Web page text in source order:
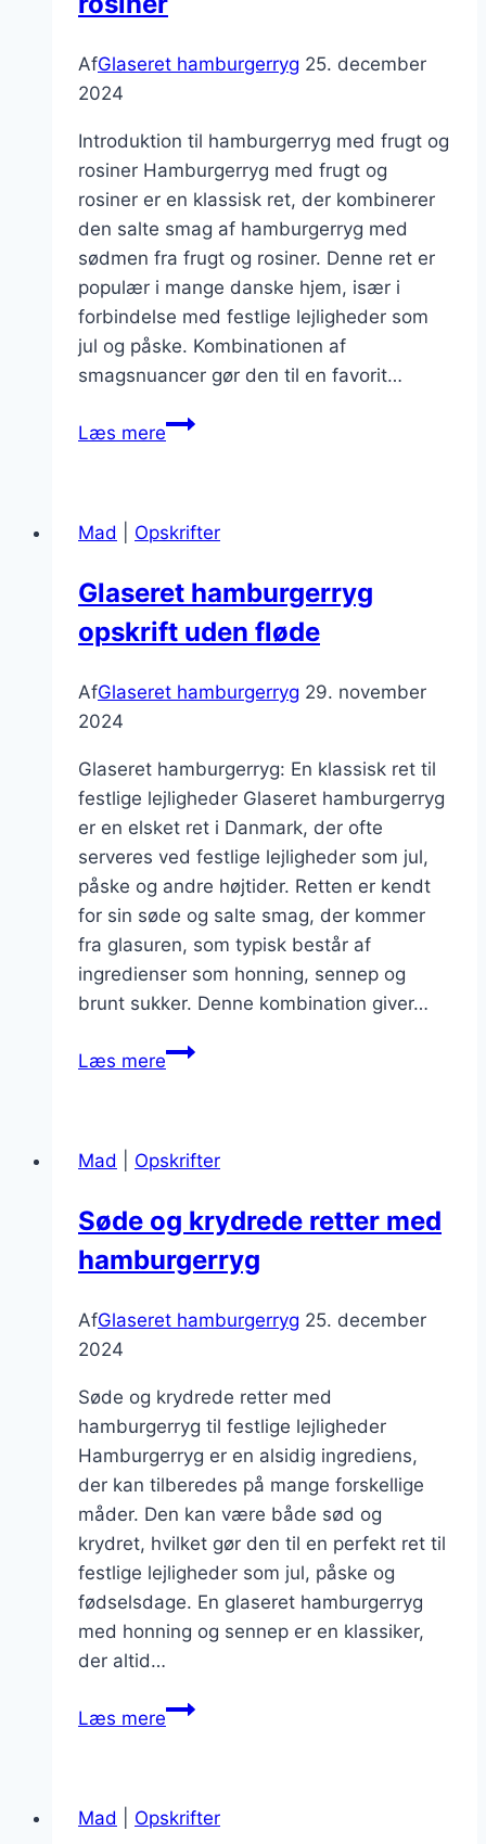
AfGlaseret hamburgerryg 25. december
2024
Introduktion til hamburgerryg med frugt og
rosiner Hamburgerryg med frugt og
rosiner er en klassisk ret, der kombinerer
den salte smag af hamburgerryg med
sødmen fra frugt og rosiner. Denne ret er
populær i mange danske hjem, især i
forbindelse med festlige lejligheder som
jul og påske. Kombinationen af
smagsnuancer gør den til en favorit…
Læs mereHamburgerryg
rosiner
Mad Opskrifter
Glaseret hamburgerryg
opskrift uden fløde
AfGlaseret hamburgerryg 29. november
2024
Glaseret hamburgerryg: En klassisk ret til
festlige lejligheder Glaseret hamburgerryg
er en elsket ret i Danmark, der ofte
serveres ved festlige lejligheder som jul,
påske og andre højtider. Retten er kendt
for sin søde og salte smag, der kommer
fra glasuren, som typisk består af
ingredienser som honning, sennep og
brunt sukker. Denne kombination giver…
Læs mereGlaseret
fløde
Mad Opskrifter
Søde og krydrede retter med
hamburgerryg
AfGlaseret hamburgerryg 25. december
2024
Søde og krydrede retter med
hamburgerryg til festlige lejligheder
Hamburgerryg er en alsidig ingrediens,
der kan tilberedes på mange forskellige
måder. Den kan være både sød og
krydret, hvilket gør den til en perfekt ret til
festlige lejligheder som jul, påske og
fødselsdage. En glaseret hamburgerryg
med honning og sennep er en klassiker,
der altid…
Læs mereSøde
med
Mad Opskrifter